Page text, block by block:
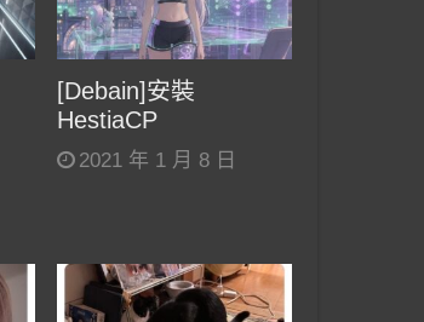
[Debain]安裝
HestiaCP
2021 年 1 月 8 日